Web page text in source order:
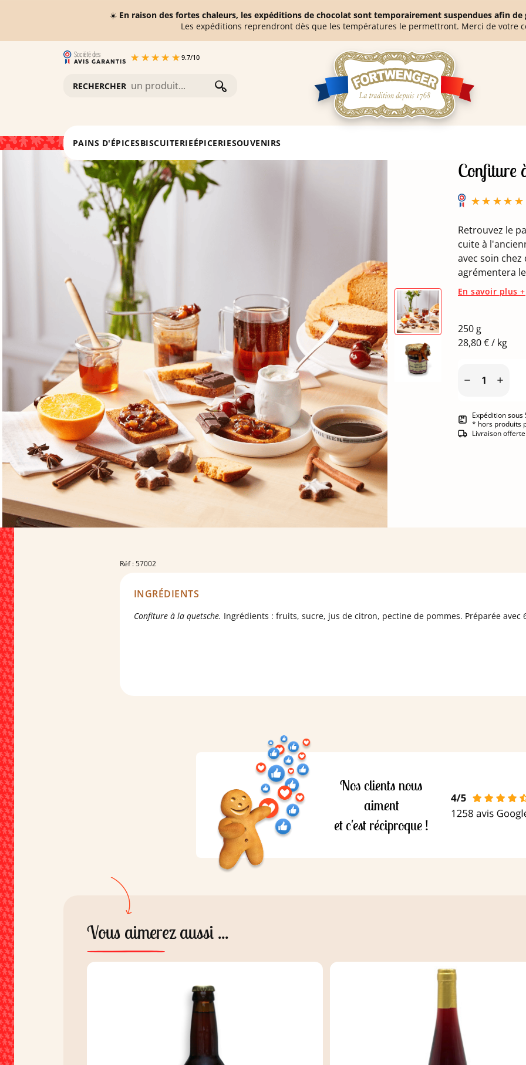
☀️ En raison des fortes chaleurs, les expéditions de chocolat sont temporairement suspendues afin
Les expéditions reprendront dès que les températures le permettront. Merci de votre
RECHERCHER
PAINS D'ÉPICESBISCUITERIEÉPICERIESOUVENIRS
Confiture
Retrouvez le
cuite à
avec soin
agrémentera
En savoir plus +
250 g
28,80 € / kg
 
Expédition
* hors produits
Livraison
Réf : 57002
INGRÉDIENTS
Confiture à la quetsche. Ingrédients : fruits, sucre, jus de citron, pectine de pommes. Préparée avec
Nos clients nous
aiment
et c'est réciproque !
Vous aimerez aussi ...